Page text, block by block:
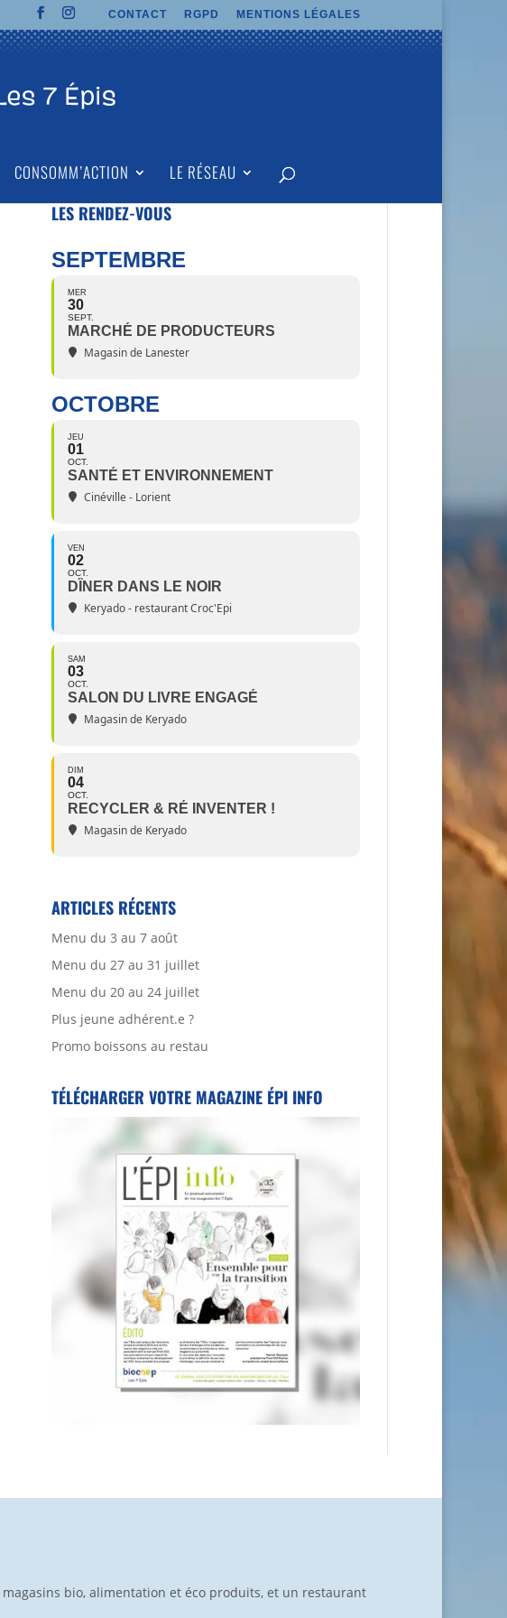
CONTACT RGPD MENTIONS LÉGALES
CONSOMM’ACTION LE RÉSEAU
LES RENDEZ-VOUS
SEPTEMBRE
MER
30
SEPT.
MARCHÉ DE PRODUCTEURS
Magasin de Lanester
OCTOBRE
JEU
01
OCT.
SANTÉ ET ENVIRONNEMENT
Cinéville - Lorient
VEN
02
OCT.
DÎNER DANS LE NOIR
Keryado - restaurant Croc'Epi
SAM
03
OCT.
SALON DU LIVRE ENGAGÉ
Magasin de Keryado
DIM
04
OCT.
RECYCLER & RÉ INVENTER !
Magasin de Keryado
ARTICLES RÉCENTS
Menu du 3 au 7 août
Menu du 27 au 31 juillet
Menu du 20 au 24 juillet
Plus jeune adhérent.e ?
Promo boissons au restau
TÉLÉCHARGER VOTRE MAGAZINE ÉPI INFO
bio, alimentation et éco produits, et un restaurant